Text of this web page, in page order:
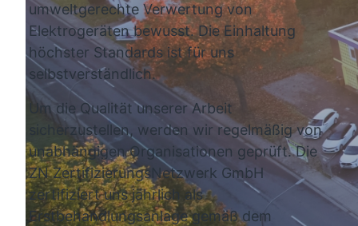
umweltgerechte Verwertung von
Elektrogeräten bewusst. Die Einhaltung
höchster Standards ist für uns
selbstverständlich.
Um die Qualität unserer Arbeit
sicherzustellen, werden wir regelmäßig von
unabhängigen Organisationen geprüft. Die
ZN ZertifizierungsNetzwerk GmbH
zertifiziert uns jährlich als
Erstbehandlungsanlage gemäß dem